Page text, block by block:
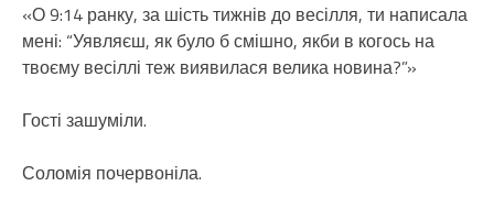
«О 9:14 ранку, за шість тижнів до весілля, ти написала
мені: “Уявляєш, як було б смішно, якби в когось на
твоєму весіллі теж виявилася велика новина?”»
Гості зашуміли.
Соломія почервоніла.